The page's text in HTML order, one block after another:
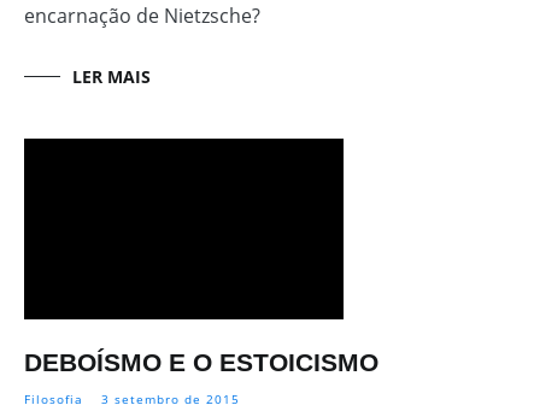
encarnação de Nietzsche?
LER MAIS
DEBOÍSMO E O ESTOICISMO
Filosofia 3 setembro de 2015